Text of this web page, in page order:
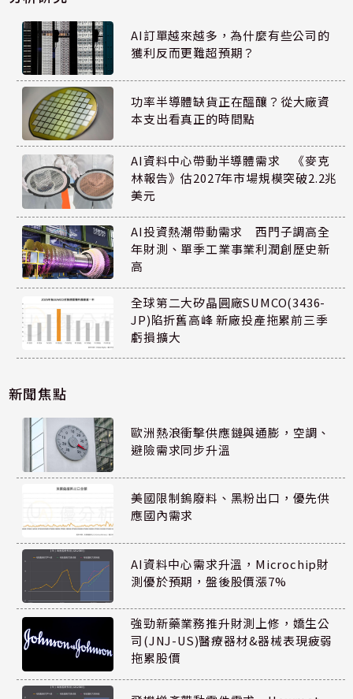
AI訂單越來越多，為什麼有些公司的
獲利反而更難超預期？
功率半導體缺貨正在醞釀？從大廠資
本支出看真正的時間點
AI資料中心帶動半導體需求 《麥克
林報告》估2027年市場規模突破2.2兆
美元
AI投資熱潮帶動需求 西門子調高全
年財測、單季工業事業利潤創歷史新
高
全球第二大矽晶圓廠SUMCO(3436-
JP)陷折舊高峰 新廠投產拖累前三季
虧損擴大
新聞焦點
歐洲熱浪衝擊供應鏈與通膨，空調、
避險需求同步升溫
美國限制鎢廢料、黑粉出口，優先供
應國內需求
AI資料中心需求升溫，Microchip財
測優於預期，盤後股價漲7%
強勁新藥業務推升財測上修，嬌生公
司(JNJ-US)醫療器材&器械表現疲弱
拖累股價